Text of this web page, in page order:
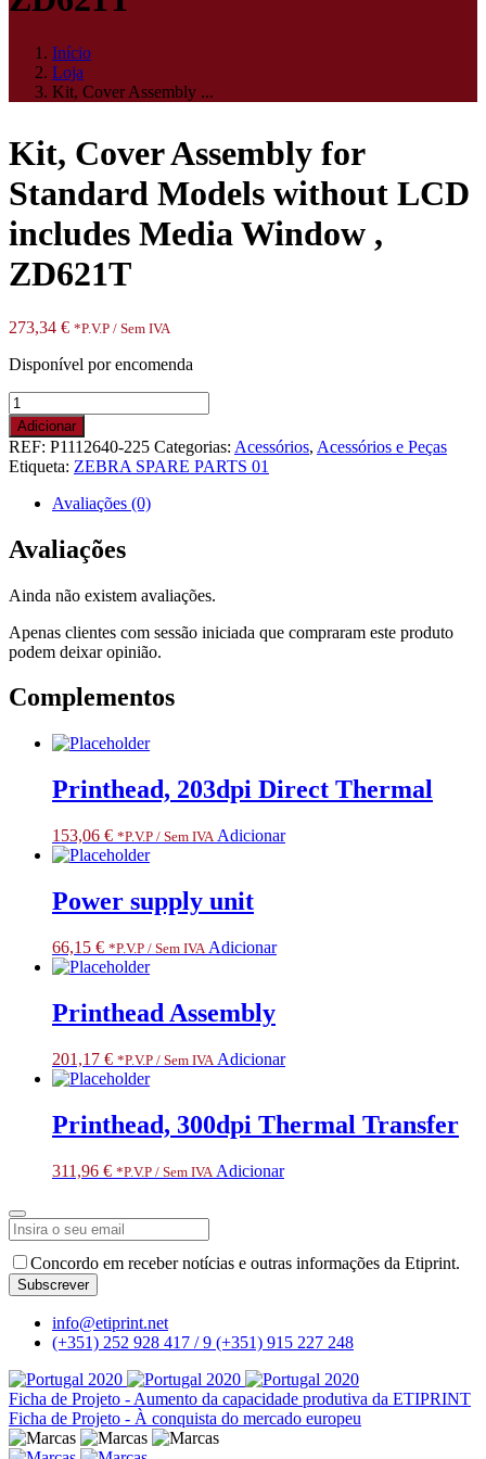
Início
Loja
Kit, Cover Assembly ...
Kit, Cover Assembly for
Standard Models without LCD
includes Media Window ,
ZD621T
273,34 € *P.V.P / Sem IVA
Disponível por encomenda
Quantidade
de
Kit,
Cover
Assembly
Standard
Models
without
includes
Window
,
Adicionar
REF: P1112640-225 Categorias: Acessórios, Acessórios e Peças
Etiqueta: ZEBRA SPARE PARTS 01
Avaliações (0)
Avaliações
Ainda não existem avaliações.
Apenas clientes com sessão iniciada que compraram este produto
podem deixar opinião.
Complementos
Printhead, 203dpi Direct Thermal
153,06 € *P.V.P / Sem IVA Adicionar
Power supply unit
66,15 € *P.V.P / Sem IVA Adicionar
Printhead Assembly
201,17 € *P.V.P / Sem IVA Adicionar
Printhead, 300dpi Thermal Transfer
311,96 € *P.V.P / Sem IVA Adicionar
Concordo em receber notícias e outras informações da Etiprint.
Subscrever
Address*
info@etiprint.net
(+351) 252 928 417 / 9 (+351) 915 227 248
Ficha de Projeto - Aumento da capacidade produtiva da ETIPRINT
Ficha de Projeto - À conquista do mercado europeu